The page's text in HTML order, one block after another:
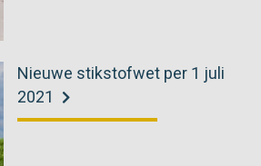
Nieuwe stikstofwet per 1 juli
2021